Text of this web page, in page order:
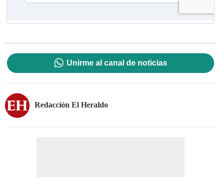
Unirme al canal de noticias
Redacción El Heraldo